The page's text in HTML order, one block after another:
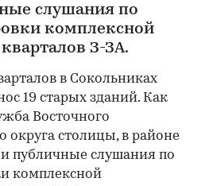
слушания по
комплексной
З-ЗА.
в Сокольниках
19 старых зданий. Как
Восточного
округа столицы, в районе
публичные слушания по
комплексной